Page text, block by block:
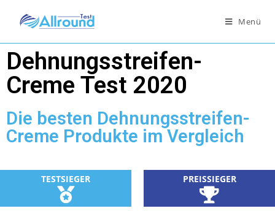
Menü
Dehnungsstreifen-
Creme Test 2020
Die besten Dehnungsstreifen-
Creme Produkte im Vergleich
TESTSIEGER PREISSIEGER